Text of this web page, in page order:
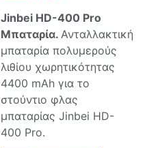
Jinbei HD-400 Pro
Μπαταρία. Ανταλλακτική
μπαταρία πολυμερούς
λιθίου χωρητικότητας
4400 mAh για το
στούντιο φλας
μπαταρίας Jinbei HD-
400 Pro.